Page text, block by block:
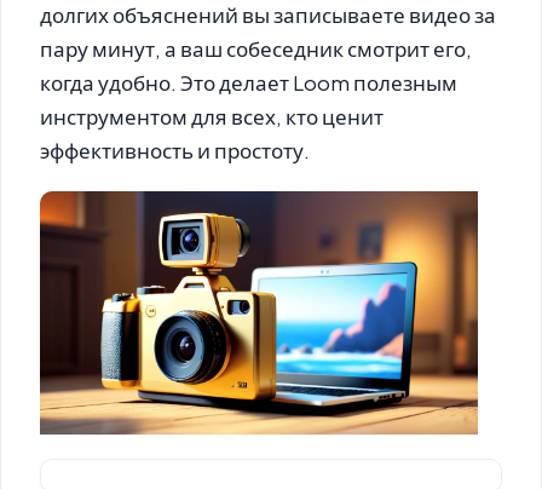
долгих объяснений вы записываете видео за
пару минут, а ваш собеседник смотрит его,
когда удобно. Это делает Loom полезным
инструментом для всех, кто ценит
эффективность и простоту.